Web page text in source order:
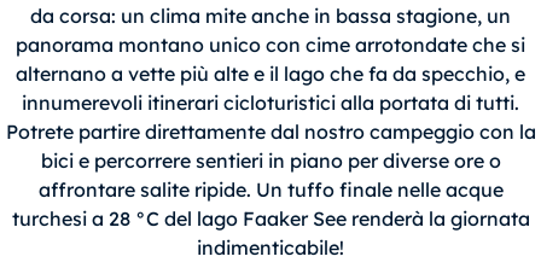
da corsa: un clima mite anche in bassa stagione, un
panorama montano unico con cime arrotondate che si
alternano a vette più alte e il lago che fa da specchio, e
innumerevoli itinerari cicloturistici alla portata di tutti.
Potrete partire direttamente dal nostro campeggio con la
bici e percorrere sentieri in piano per diverse ore o
affrontare salite ripide. Un tuffo finale nelle acque
turchesi a 28 °C del lago Faaker See renderà la giornata
indimenticabile!